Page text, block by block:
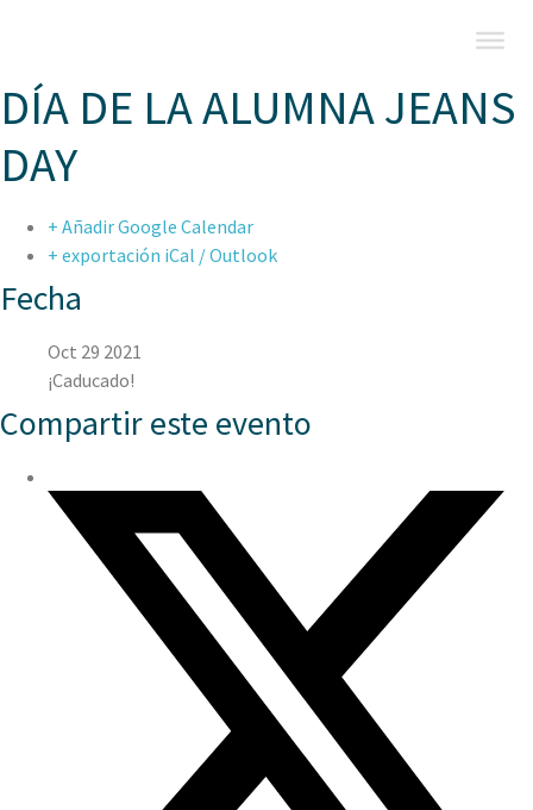
DÍA DE LA ALUMNA JEANS
DAY
+ Añadir Google Calendar
+ exportación iCal / Outlook
Fecha
Oct 29 2021
¡Caducado!
Compartir este evento